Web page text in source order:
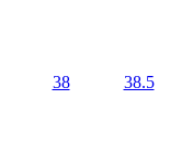
38 38.5